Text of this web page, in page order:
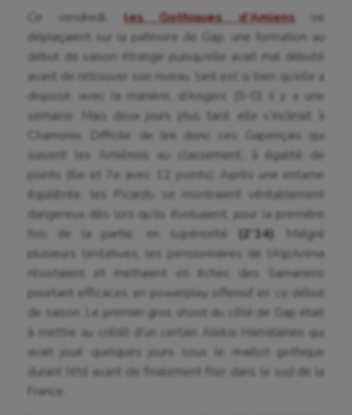
Ce vendredi, les Gothiques d’Amiensse
déplaçaient sur la patinoire de Gap, une formation au
début de saison étrange puisqu’elle avait mal débuté
avant de retrouver son niveau, tant est si bien qu’elle a
disposé, avec la manière, d’Angers (5-0) il y a une
semaine. Mais deux jours plus tard, elle s’inclinait à
Chamonix. Difficile de lire donc ces Gapençais qui
suivent les Amiénois au classement, à égalité de
points (6e et 7e avec 12 points). Après une entame
équilibrée, les Picards se montraient véritablement
dangereux dès lors qu’ils évoluaient, pour la première
fois de la partie, en supériorité (2’14) . Malgré
plusieurs tentatives, les pensionnaires de l’Alp’Arena
résistaient et mettaient en échec des Samariens
pourtant efficaces en powerplay offensif en ce début
de saison. Le premier gros shoot du côté de Gap était
à mettre au crédit d’un certain Aleksi Hämäläinen qui
avait joué quelques jours sous le maillot gothique
durant l’été avant de finalement filer dans le sud de la
France.